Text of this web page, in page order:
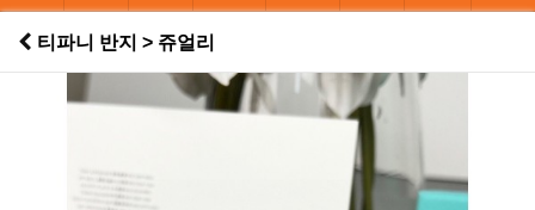
티파니 반지 > 쥬얼리